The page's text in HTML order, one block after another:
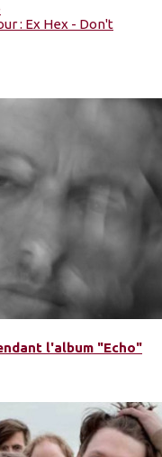
: Ex Hex - Don't
l'album "Echo"